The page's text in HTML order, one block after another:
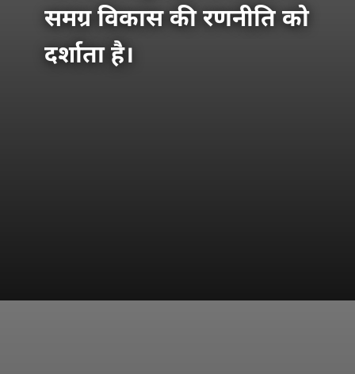
समग्र विकास की रणनीति को
दर्शाता है।